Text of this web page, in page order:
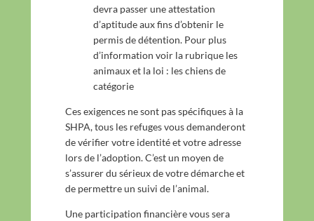
devra passer une attestation
d’aptitude aux fins d’obtenir le
permis de détention. Pour plus
d’information voir la rubrique les
animaux et la loi : les chiens de
catégorie
Ces exigences ne sont pas spécifiques à la
SHPA, tous les refuges vous demanderont
de vérifier votre identité et votre adresse
lors de l’adoption. C’est un moyen de
s’assurer du sérieux de votre démarche et
de permettre un suivi de l’animal.
Une participation financière vous sera